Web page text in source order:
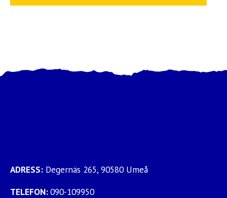
ADRESS: Degernäs 265, 90580 Umeå
TELEFON:090-109950